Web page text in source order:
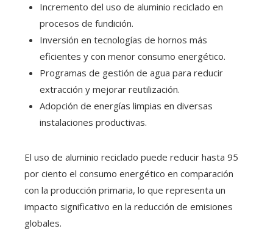
Incremento del uso de aluminio reciclado en
procesos de fundición.
Inversión en tecnologías de hornos más
eficientes y con menor consumo energético.
Programas de gestión de agua para reducir
extracción y mejorar reutilización.
Adopción de energías limpias en diversas
instalaciones productivas.
El uso de aluminio reciclado puede reducir hasta 95
por ciento el consumo energético en comparación
con la producción primaria, lo que representa un
impacto significativo en la reducción de emisiones
globales.